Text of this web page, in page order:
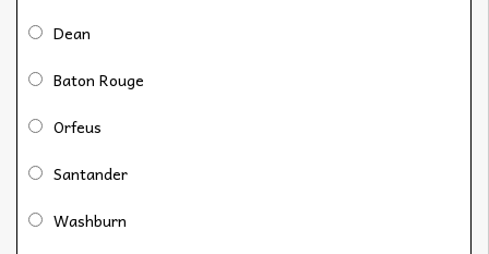
Dean
Baton Rouge
Orfeus
Santander
Washburn